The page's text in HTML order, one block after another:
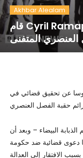
Akhbar Alealam
قام Cyril Ramaphosa بجنوب إفريقيا بإعداد
المتفنى
عن تحقيق قضائي في
البيضاء – وبعد أن
دعوى قضائية ضد حكومة